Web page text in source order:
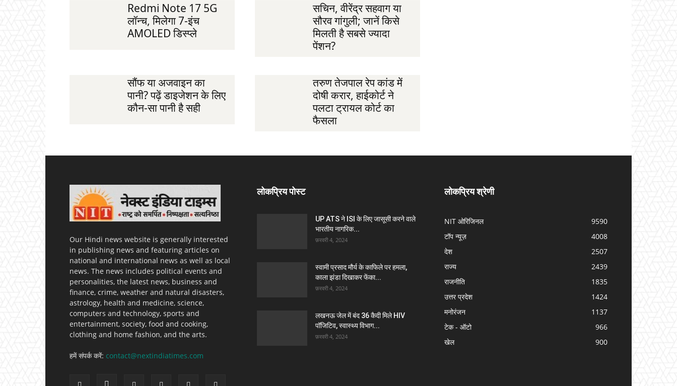
Redmi Note 17 5G
लॉन्च, मिलेगा 7-इंच
AMOLED डिस्प्ले
सचिन, वीरेंद्र सहवाग या
सौरव गांगुली; जानें किसे
मिलती है सबसे ज्यादा
पेंशन?
सौंफ या अजवाइन का
पानी? पढ़ें डाइजेशन के लिए
कौन-सा पानी है सही
तरुण तेजपाल रेप कांड में
दोषी करार, हाईकोर्ट ने
पलटा ट्रायल कोर्ट का
फैसला
Our Hindi news website is generally interested
in publishing news and featuring articles on
national and international news as well as local
news. The news includes political events and
personalities, the latest news, business and
finance, crime, weather and natural disasters,
astrology, health and medicine, science,
computers and technology, sports and
entertainment, society, food and cooking,
clothing and home fashion, and the arts.
हमें संपर्क करें: contact@nextindiatimes.com
लोकप्रिय पोस्ट
UP ATS ने ISI के लिए जासूसी करने वाले
भारतीय नागरिक...
फ़रवरी 4, 2024
स्वामी प्रसाद मौर्य के काफिले पर हमला,
काला झंडा दिखाकर फेंका...
फ़रवरी 4, 2024
लखनऊ जेल में बंद 36 कैदी मिले HIV
पॉजिटिव, स्वास्थ्य विभाग...
फ़रवरी 4, 2024
लोकप्रिय श्रेणी
NIT ओरिजिनल
9590
टॉप न्यूज़
4008
देश
2507
राज्य
2439
राजनीति
1835
उत्तर प्रदेश
1424
मनोरंजन
1137
टेक - ऑटो
966
खेल
900